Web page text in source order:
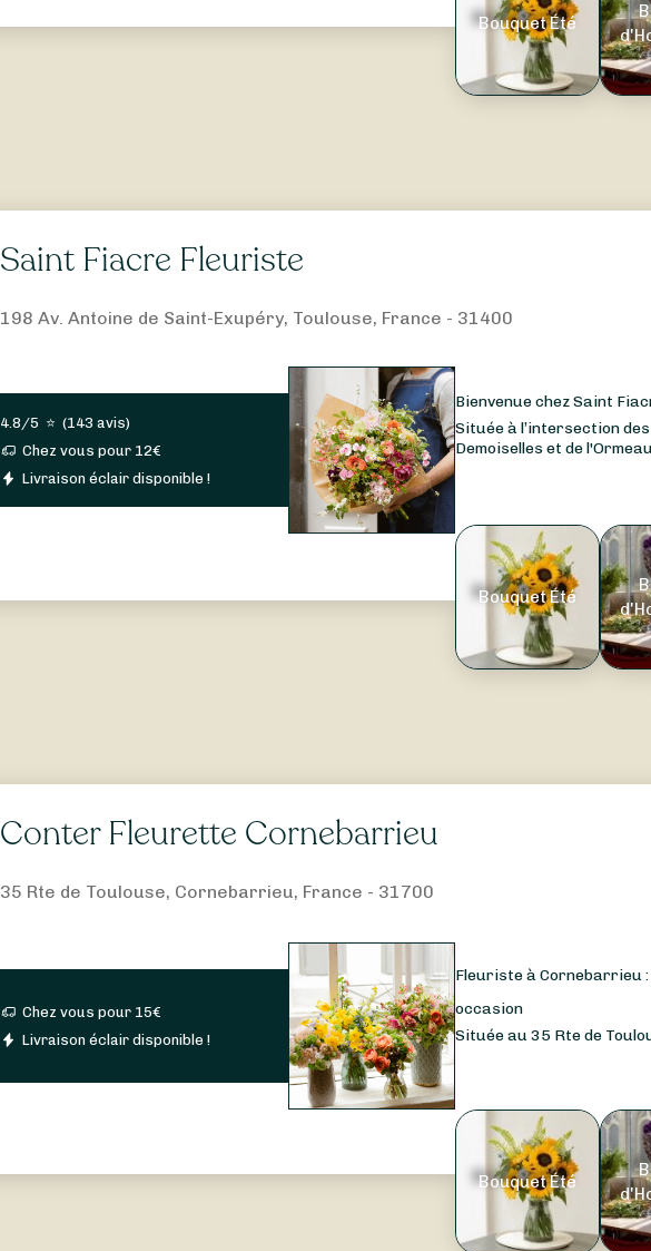
Bouquet Été
Saint Fiacre Fleuriste
198 Av. Antoine de Saint-Exupéry, Toulouse, France - 31400
4.8/5 ⭐ (143 avis)
Chez vous pour 12€
Livraison éclair disponible !
Bienvenue chez Saint
Située à l’intersection
Demoiselles et de
Bouquet Été
Conter Fleurette Cornebarrieu
35 Rte de Toulouse, Cornebarrieu, France - 31700
Chez vous pour 15€
Livraison éclair disponible !
Fleuriste à Cornebarrieu
occasion
Située au 35 Rte de
Bouquet Été